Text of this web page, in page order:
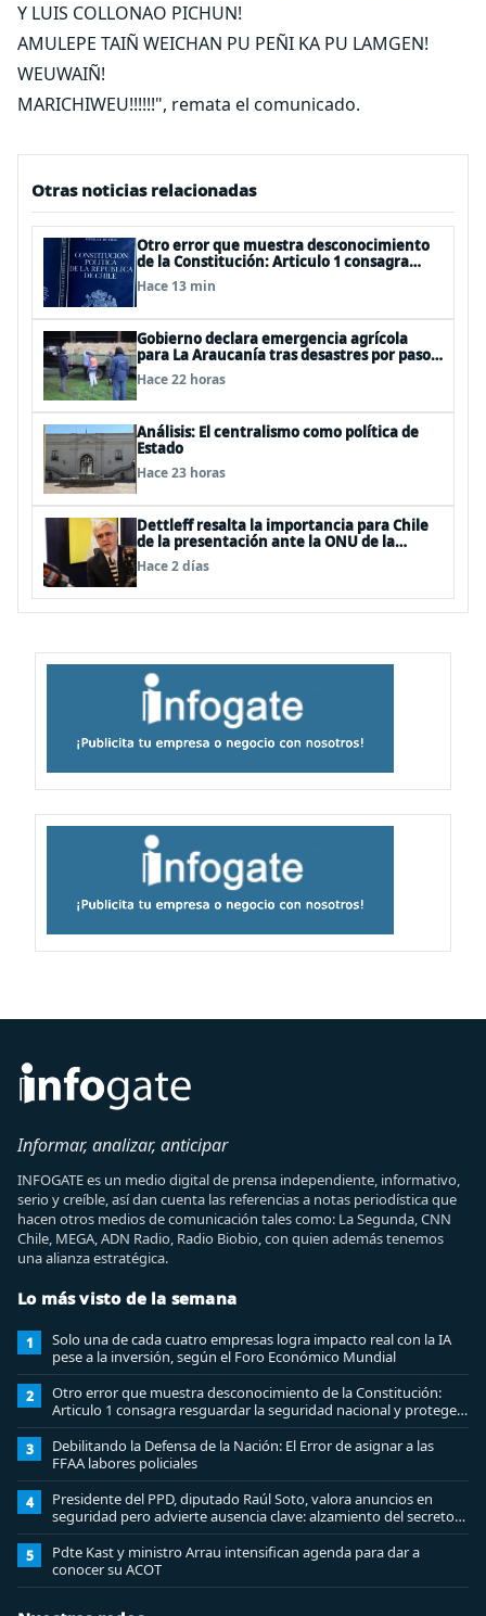
Y LUIS COLLONAO PICHUN!
AMULEPE TAIÑ WEICHAN PU PEÑI KA PU LAMGEN!
WEUWAIÑ!
MARICHIWEU!!!!!!", remata el comunicado.
Otras noticias relacionadas
Otro error que muestra desconocimiento
de la Constitución: Articulo 1 consagra
resguardar la seguridad nacional y
proteger a los ciudadanos
Hace 13 min
Gobierno declara emergencia agrícola
para La Araucanía tras desastres por pasos
de sistemas frontales
Hace 22 horas
Análisis: El centralismo como política de
Estado
Hace 23 horas
Dettleff resalta la importancia para Chile
de la presentación ante la ONU de la
Plataforma Continental Extendida del
Archipiélago Juan Fernández
Hace 2 días
Informar, analizar, anticipar
INFOGATE es un medio digital de prensa independiente, informativo,
serio y creíble, así dan cuenta las referencias a notas periodística que
hacen otros medios de comunicación tales como: La Segunda, CNN
Chile, MEGA, ADN Radio, Radio Biobio, con quien además tenemos
una alianza estratégica.
Lo más visto de la semana
1
Solo una de cada cuatro empresas logra impacto real con la IA
pese a la inversión, según el Foro Económico Mundial
2
Otro error que muestra desconocimiento de la Constitución:
Articulo 1 consagra resguardar la seguridad nacional y proteger
a los ciudadanos
3
Debilitando la Defensa de la Nación: El Error de asignar a las
FFAA labores policiales
4
Presidente del PPD, diputado Raúl Soto, valora anuncios en
seguridad pero advierte ausencia clave: alzamiento del secreto
bancario
5
Pdte Kast y ministro Arrau intensifican agenda para dar a
conocer su ACOT